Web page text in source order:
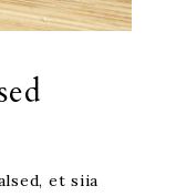
et siia